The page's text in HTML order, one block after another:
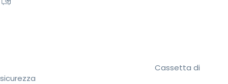
Cassetta di
sicurezza